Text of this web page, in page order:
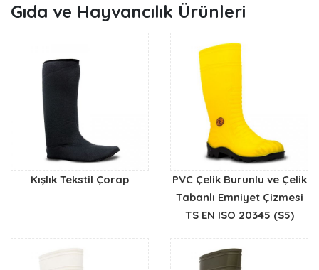
Gıda ve Hayvancılık Ürünleri
Kışlık Tekstil Çorap
PVC Çelik Burunlu ve Çelik
Tabanlı Emniyet Çizmesi
TS EN ISO 20345 (S5)